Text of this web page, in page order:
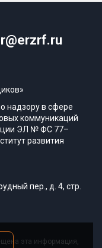
надзору в сфере
коммуникаций
ЭЛ № ФС 77–
развития
пер., д. 4, стр.
эта информация,